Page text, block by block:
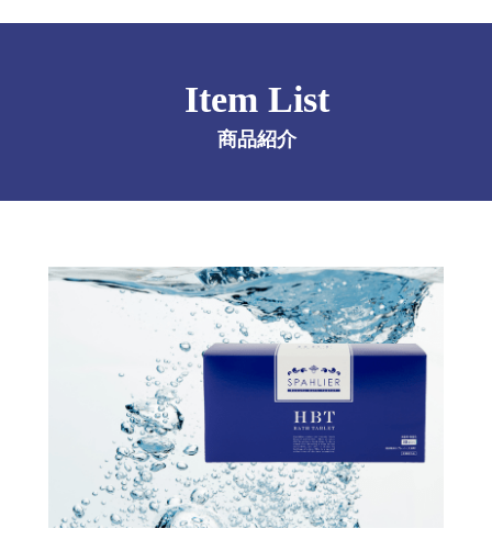
Item List
商品紹介